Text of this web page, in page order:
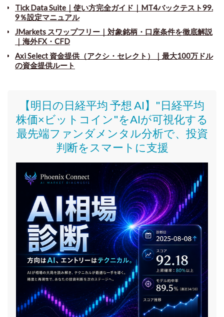
Tick Data Suite ｜ 使い方完全ガイド｜MT4バックテスト99.
9％設定マニュアル
JMarkets スワップフリー ｜ 対象銘柄・口座条件を徹底解説
｜海外FX・CFD
Axi Select 資金提供（アクシ・セレクト）｜最大100万ドル
の資金提供ルート
【明日の日経平均 予想 AI】"日経平均
株価×ビットコイン"をAIが可視化する
最先端ファンダメンタル分析で、投資
判断をスマートに支援